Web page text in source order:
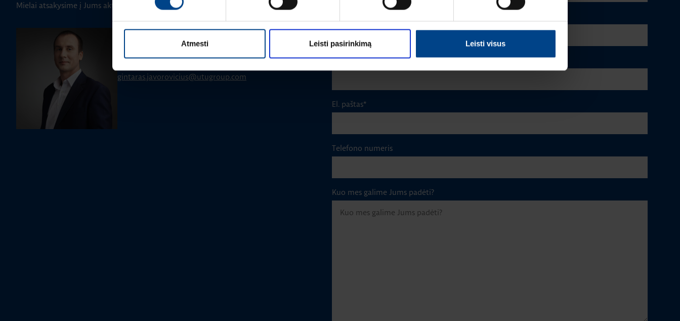
Atmesti Leisti pasirinkimą Leisti visus
Mielai atsakysime į Jums aktualius klausimus.
GALIOS ELEKTRONIKOS SKYRIAUS VADOVAS
Gintaras Javorovičius
gintaras.javorovicius@utugroup.com
Įmonė
El. paštas*
Telefono numeris
Kuo mes galime Jums padėti?